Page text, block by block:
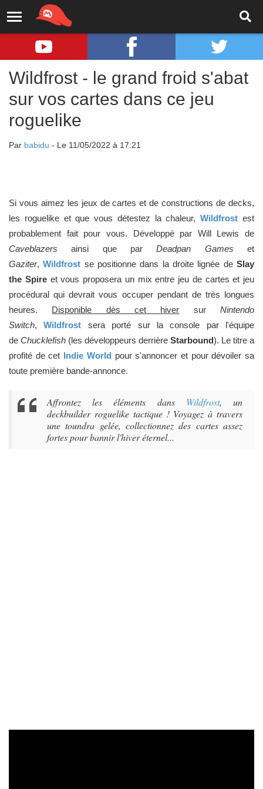
Wildfrost - le grand froid s'abat
sur vos cartes dans ce jeu
roguelike
Par babidu - Le 11/05/2022 à 17:21
Si vous aimez les jeux de cartes et de constructions de decks,
les roguelike et que vous détestez la chaleur,Wildfrost est
probablement fait pour vous. Développé par Will Lewis de
Caveblazersainsi que parDeadpan Games et
Gaziter,Wildfrost se positionne dans la droite lignée deSlay
the Spire et vous proposera un mix entre jeu de cartes et jeu
procédural qui devrait vous occuper pendant de très longues
heures. Disponible dès cet hiver surNintendo
Switch,Wildfrost sera porté sur
la console par l'équipe
de Chucklefish (les développeurs derrière Starbound). Le titre a
profité de cet Indie World pour s'annoncer et pour dévoiler sa
toute première bande-annonce.
Affrontez les éléments dans Wildfrost, un
deckbuilder roguelike tactique ! Voyagez à travers
une toundra gelée, collectionnez des cartes assez
fortes pour bannir l'hiver éternel...